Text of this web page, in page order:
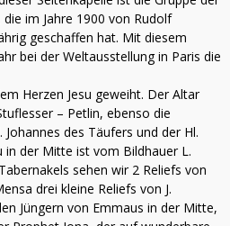
im Jahre 1900 von Rudolf
geschaffen hat. Mit diesem
bei der Weltausstellung in Paris die
Herzen Jesu geweiht. Der Altar
– Petlin, ebenso die
des Täufers und der Hl.
in der Mitte ist vom Bildhauer L.
sehen wir 2 Reliefs von
drei kleine Reliefs von J.
Jüngern von Emmaus in der Mitte,